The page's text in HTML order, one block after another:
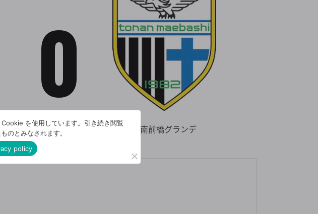
0
図南前橋グランデ
を使用しています。引き続き閲覧
のとみなされます。
policy